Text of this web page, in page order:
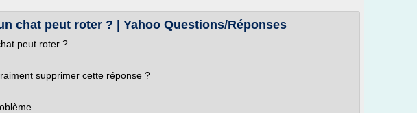
chat peut roter ? | Yahoo Questions/Réponses
peut roter ?
supprimer cette réponse ?